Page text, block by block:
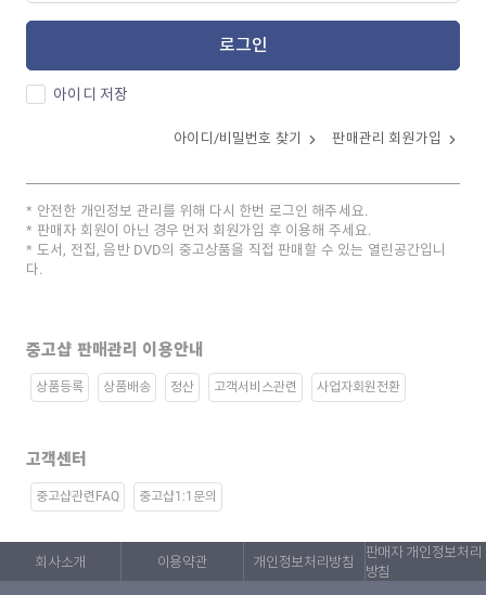
로그인
아이디 저장
아이디/비밀번호 찾기 판매관리 회원가입
안전한 개인정보 관리를 위해 다시 한번 로그인 해주세요.
판매자 회원이 아닌 경우 먼저 회원가입 후 이용해 주세요.
도서, 전집, 음반 DVD의 중고상품을 직접 판매할 수 있는 열린공간입니
다.
중고샵 판매관리 이용안내
상품등록 상품배송 정산 고객서비스관련 사업자회원전환
고객센터
중고샵관련FAQ 중고샵1:1문의
회사소개 이용약관 개인정보처리방침
판매자 개인정보처리
방침